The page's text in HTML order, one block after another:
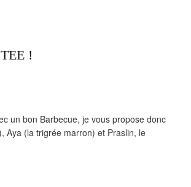
!
un bon Barbecue, je vous propose donc
Aya (la trigrée marron) et Praslin, le